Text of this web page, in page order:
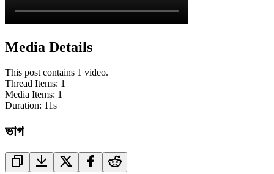
Media Details
This post contains 1 video.
Thread Items: 1
Media Items: 1
Duration: 11s
ভাগ